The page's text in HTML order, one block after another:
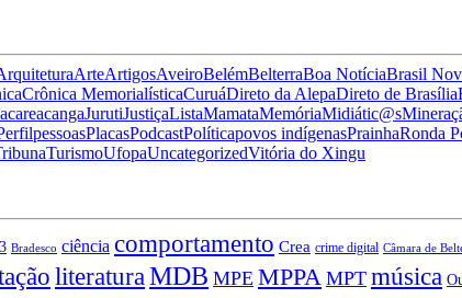
ArteArtigosAveiroBelémBelterraBoa NotíciaBrasil
Crônica MemorialísticaCuruáDireto da AlepaDireto de Brasília
JurutiJustiçaListaMamataMemóriaMidiátic@s
pessoasPlacasPodcastPolíticapovos indígenasPrainhaRonda
TurismoUfopaUncategorizedVitória do Xingu
Bradesco ciência comportamento Crea crime digital Câmara de
literaturaMDB MPE MPPA MPT música